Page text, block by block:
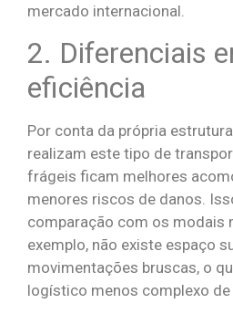
mercado internacional.
2. Diferenciais
eficiência
Por conta da própria
realizam este tipo de
frágeis ficam melhores
menores riscos de danos.
comparação com os modais
exemplo, não existe espaço
movimentações bruscas, o
logístico menos complexo